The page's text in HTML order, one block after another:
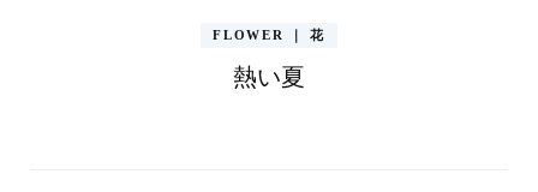
FLOWER ｜ 花
熱い夏